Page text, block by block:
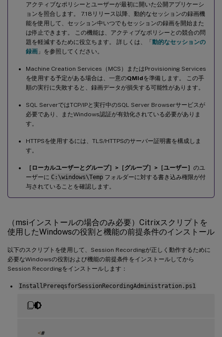
アクティブなポリシーとユーザーが最初に開いた公開アプリケーシ
ョンを照合します。 7.18リリース以降、動的なセッションの録画機
能を使用して、セッション中いつでもセッションの録画を開始また
は停止できます。 この機能は、アクティブなポリシーとの競合の問
題を軽減するために役立ちます。 詳しくは、「動的なセッションの
録画 」を参照してください。
Machine Creation Services（MCS）またはProvisioning Services
を使用する予定がある場合は、一意のQMIdを準備します。 この手
順の実行に失敗すると、録画データが損失する可能性があります。
SQL ServerではTCP/IPと実行中のSQL Server Browserサービスが
必要であり、またWindows認証が有効化されている必要がありま
す。
HTTPSを使用するには、TLS/HTTPSのサーバー証明書を構成しま
す。
［ローカルユーザーとグループ］>［グループ］>［ユーザー］ のユ
ーザーに C:\windows\Temp フォルダーに対する書き込み権限が付
与されていることを確認します。
（msiインストールの場合のみ必要）Citrixスクリプトを
使用したWindowsの役割と機能の前提条件のインストール
以下のスクリプトを使用して、Session Recordingが正しく動作するために
必要なWindowsの役割および機能の前提条件をインストールしてから
Session Recordingをインストールします：
InstallPrereqsforSessionRecordingAdministration.ps1
<#